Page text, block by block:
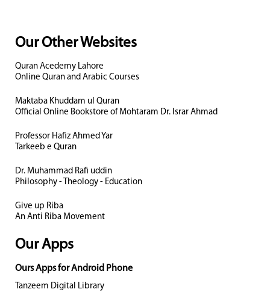
Our Other Websites
Quran Acedemy Lahore
Online Quran and Arabic Courses
Maktaba Khuddam ul Quran
Official Online Bookstore of Mohtaram Dr. Israr Ahmad
Professor Hafiz Ahmed Yar
Tarkeeb e Quran
Dr. Muhammad Rafi uddin
Philosophy - Theology - Education
Give up Riba
An Anti Riba Movement
Our Apps
Ours Apps for Android Phone
Tanzeem Digital Library